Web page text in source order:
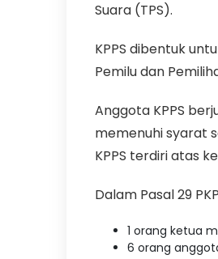
Suara (TPS).
KPPS dibentuk
Pemilu dan
Anggota KPPS
memenuhi syarat
KPPS terdiri atas
Dalam Pasal 29
1 orang ketua
6 orang